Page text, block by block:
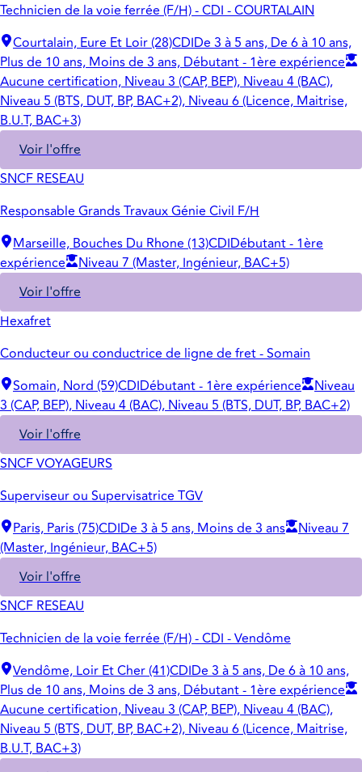
Technicien de la voie ferrée (F/H) - CDI - COURTALAIN
Courtalain, Eure Et Loir (28)CDIDe 3 à 5 ans, De 6 à 10 ans,
Plus de 10 ans, Moins de 3 ans, Débutant - 1ère expérience
Aucune certification, Niveau 3 (CAP, BEP), Niveau 4 (BAC),
Niveau 5 (BTS, DUT, BP, BAC+2), Niveau 6 (Licence, Maitrise,
B.U.T, BAC+3)
Voir l'offre
SNCF RESEAU
Responsable Grands Travaux Génie Civil F/H
Marseille, Bouches Du Rhone (13)CDIDébutant - 1ère
expérience
Niveau 7 (Master, Ingénieur, BAC+5)
Voir l'offre
Hexafret
Conducteur ou conductrice de ligne de fret - Somain
Somain, Nord (59)CDIDébutant - 1ère expérience
Niveau
3 (CAP, BEP), Niveau 4 (BAC), Niveau 5 (BTS, DUT, BP, BAC+2)
Voir l'offre
SNCF VOYAGEURS
Superviseur ou Supervisatrice TGV
Paris, Paris (75)CDIDe 3 à 5 ans, Moins de 3 ans
Niveau 7
(Master, Ingénieur, BAC+5)
Voir l'offre
SNCF RESEAU
Technicien de la voie ferrée (F/H) - CDI - Vendôme
Vendôme, Loir Et Cher (41)CDIDe 3 à 5 ans, De 6 à 10 ans,
Plus de 10 ans, Moins de 3 ans, Débutant - 1ère expérience
Aucune certification, Niveau 3 (CAP, BEP), Niveau 4 (BAC),
Niveau 5 (BTS, DUT, BP, BAC+2), Niveau 6 (Licence, Maitrise,
B.U.T, BAC+3)